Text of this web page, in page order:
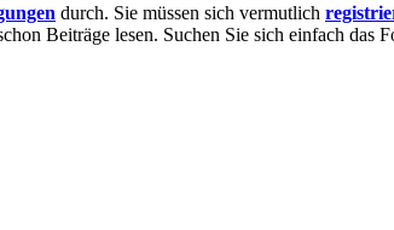
durch. Sie müssen sich vermutlich
Beiträge lesen. Suchen Sie sich einfach das